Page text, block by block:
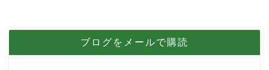
ブログをメールで購読